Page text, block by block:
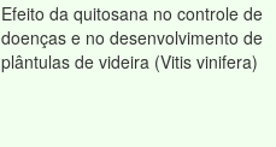
Efeito da quitosana no controle de
doenças e no desenvolvimento de
plântulas de videira (Vitis vinifera)